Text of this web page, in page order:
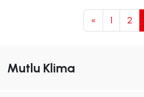
« 1 2
Mutlu Klima